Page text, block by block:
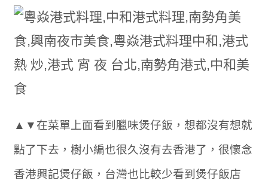
▲▼在菜單上面看到臘味煲仔飯，想都沒有想就
點了下去，樹小編也很久沒有去香港了，很懷念
香港興記煲仔飯，台灣也比較少看到煲仔飯店